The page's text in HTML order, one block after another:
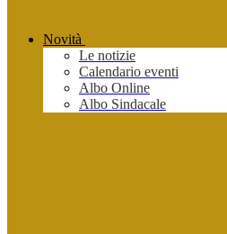
Novità
Le notizie
Calendario eventi
Albo Online
Albo Sindacale